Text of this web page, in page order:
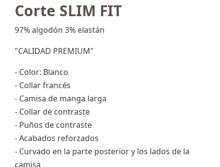
Corte SLIM FIT
97% algodón 3% elastán
"CALIDAD PREMIUM"
- Color: Blanco
- Collar francés
- Camisa de manga larga
- Collar de contraste
- Puños de contraste
- Acabados reforzados
- Curvado en la parte posterior y los lados de la
camisa